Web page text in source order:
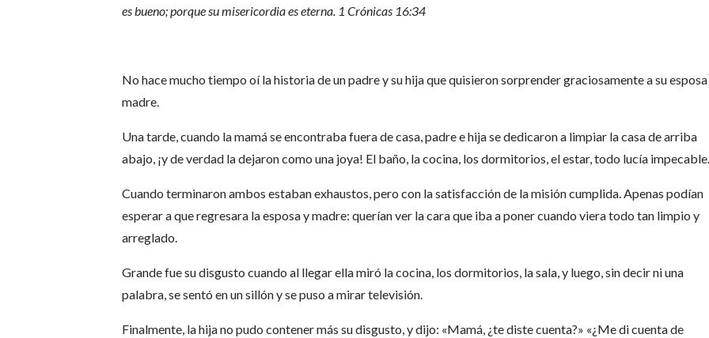
es bueno; porque su misericordia es eterna. 1 Crónicas 16:34
No hace mucho tiempo oí la historia de un padre y su hija que quisieron sorprender graciosamente a su
madre.
Una tarde, cuando la mamá se encontraba fuera de casa, padre e hija se dedicaron a limpiar la casa de arriba
abajo, ¡y de verdad la dejaron como una joya! El baño, la cocina, los dormitorios, el estar, todo lucía impecable.
Cuando terminaron ambos estaban exhaustos, pero con la satisfacción de la misión cumplida. Apenas podían
esperar a que regresara la esposa y madre: querían ver la cara que iba a poner cuando viera todo tan limpio y
arreglado.
Grande fue su disgusto cuando al llegar ella miró la cocina, los dormitorios, la sala, y luego, sin decir ni una
palabra, se sentó en un sillón y se puso a mirar televisión.
Finalmente, la hija no pudo contener más su disgusto, y dijo: «Mamá, ¿te diste cuenta?» «¿Me di cuenta de